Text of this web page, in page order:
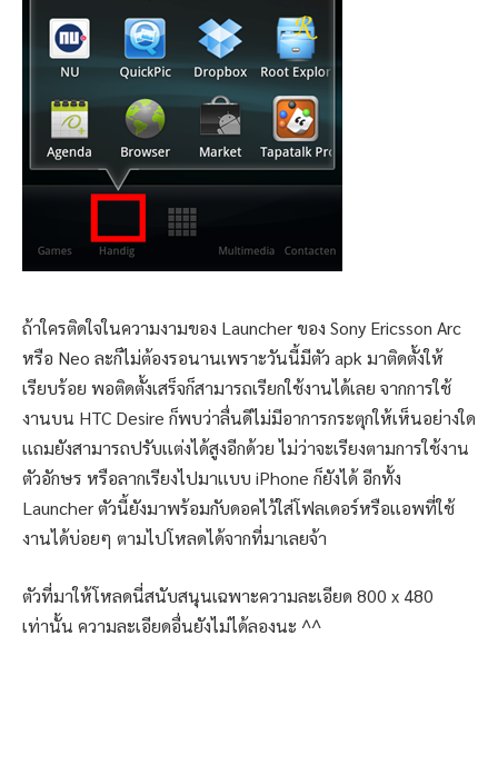
ถ้าใครติดใจในความงามของ Launcher ของ Sony Ericsson Arc
หรือ Neo ละก็ไม่ต้องรอนานเพราะวันนี้มีตัว apk มาติดตั้งให้
เรียบร้อย พอติดตั้งเสร็จก็สามารถเรียกใช้งานได้เลย จากการใช้
งานบน HTC Desire ก็พบว่าลื่นดีไม่มีอาการกระตุกให้เห็นอย่างใด
เเถมยังสามารถปรับเเต่งได้สูงอีกด้วย ไม่ว่าจะเรียงตามการใช้งาน
ตัวอักษร หรือลากเรียงไปมาเเบบ iPhone ก็ยังได้ อีกทั้ง
Launcher ตัวนี้ยังมาพร้อมกับดอคไว้ใส่โฟลเดอร์หรือเเอพที่ใช้
งานได้บ่อยๆ ตามไปโหลดได้จากที่มาเลยจ้า
ตัวที่มาให้โหลดนี่สนับสนุนเฉพาะความละเอียด 800 x 480
เท่านั้น ความละเอียดอื่นยังไม่ได้ลองนะ ^^